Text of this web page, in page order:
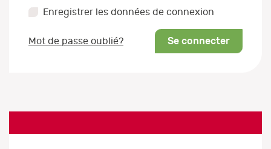
Enregistrer les données de connexion
Mot de passe oublié? Se connecter